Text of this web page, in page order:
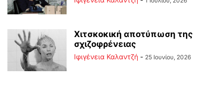
Χιτσκοκική αποτύπωση της
σχιζοφρένειας
Ιφιγένεια Καλαντζή - 25 Ιουνίου, 2026